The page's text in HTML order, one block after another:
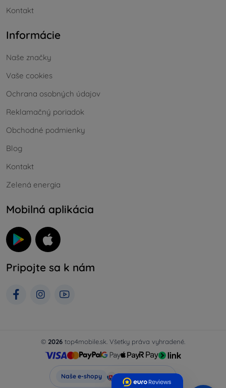
Kontakt
Informácie
Naše značky
Vaše cookies
Ochrana osobných údajov
Reklamačný poriadok
Obchodné podmienky
Blog
Kontakt
Zelená energia
Mobilná aplikácia
Pripojte sa k nám
© 2026 top4mobile.sk. Všetky práva vyhradené.
Naše e-shopy Top4Mobile.sk